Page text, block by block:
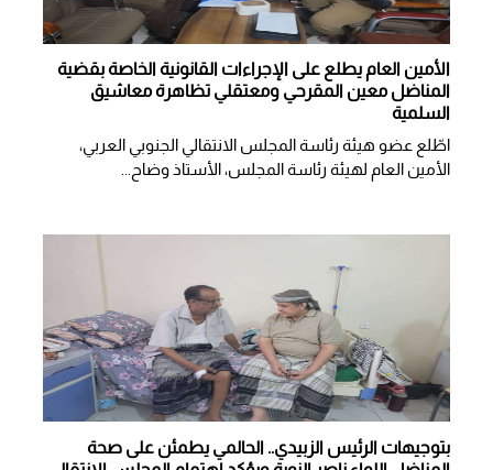
الأمين العام يطلع على الإجراءات القانونية الخاصة بقضية
المناضل معين المقرحي ومعتقلي تظاهرة معاشيق
السلمية
اطّلع عضو هيئة رئاسة المجلس الانتقالي الجنوبي العربي،
الأمين العام لهيئة رئاسة المجلس، الأستاذ وضاح...
بتوجيهات الرئيس الزبيدي.. الحالمي يطمئن على صحة